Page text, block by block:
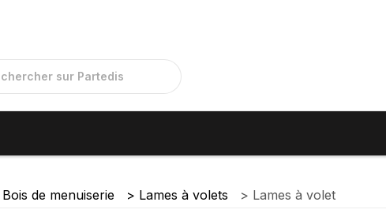
Bois de menuiserie Lames à volets Lames à volet